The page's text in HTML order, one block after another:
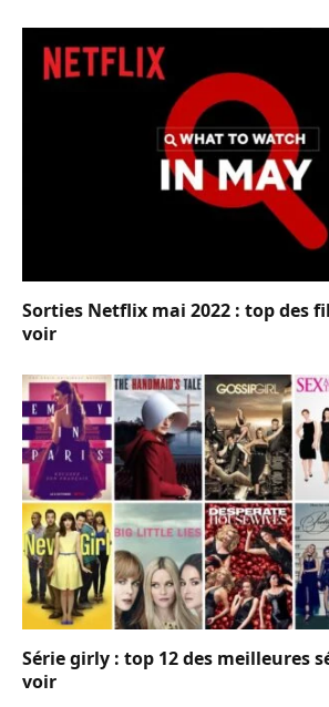
Sorties Netflix mai 2022 : top des
voir
Série girly : top 12 des meilleures
voir